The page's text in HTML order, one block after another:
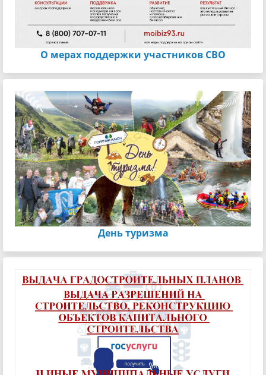
О мерах поддержки участников СВО
День туризма